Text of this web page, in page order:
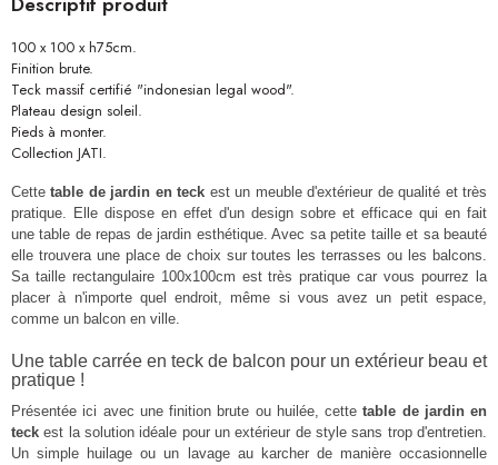
100 x 100 x h75cm.
Finition brute.
Teck massif certifié "indonesian legal wood".
Plateau design soleil.
Pieds à monter.
Collection JATI.
Cette table de jardin en teck est un meuble d'extérieur de qualité et très
pratique. Elle dispose en effet d'un design sobre et efficace qui en fait
une table de repas de jardin esthétique. Avec sa petite taille et sa beauté
elle trouvera une place de choix sur toutes les terrasses ou les balcons.
Sa taille rectangulaire 100x100cm est très pratique car vous pourrez la
placer à n'importe quel endroit, même si vous avez un petit espace,
comme un balcon en ville.
Une table carrée en teck de balcon pour un extérieur beau et
pratique !
Présentée ici avec une finition brute ou huilée, cette table de jardin en
teck est la solution idéale pour un extérieur de style sans trop d'entretien.
Un simple huilage ou un lavage au karcher de manière occasionnelle